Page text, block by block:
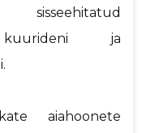
kuurideni ja
aiahoonete